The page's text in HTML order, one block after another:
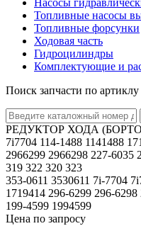
Насосы
Топливные насосы
Топливные форсунки
Ходовая часть
Гидроцилиндры
Комплектующие и
Поиск запчасти по артиклу
РЕДУКТОР ХОДА
7i7704 114-1488 1141488
2966299 2966298 227-6035
319 322 320 323
353-0611 3530611 7i-7704
1719414 296-6299 296-
199-4599 1994599
Цена по запросу